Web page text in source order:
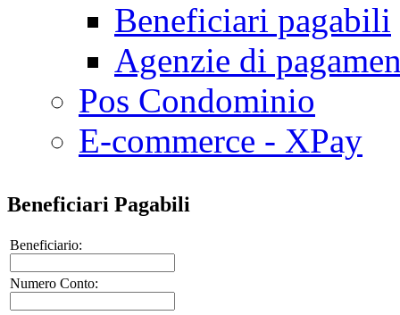
Beneficiari pagabili
Agenzie di
Pos Condominio
E-commerce - XPay
Beneficiari Pagabili
Beneficiario:
Numero Conto: